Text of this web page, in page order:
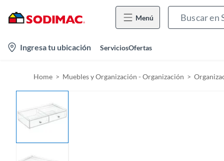
Menú
Ingresa tu ubicación ServiciosOfertas
Home Muebles y Organización - Organización